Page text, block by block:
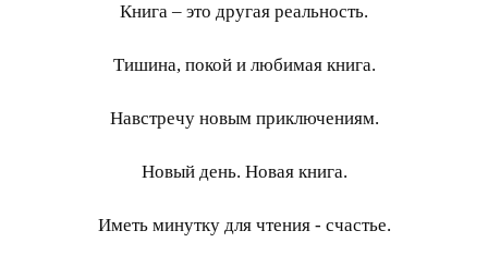
Книга – это другая реальность.
Тишина, покой и любимая книга.
Навстречу новым приключениям.
Новый день. Новая книга.
Иметь минутку для чтения - счастье.